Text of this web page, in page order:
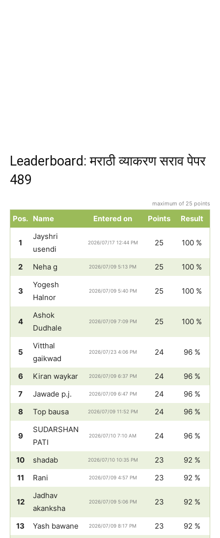
Leaderboard: मराठी व्याकरण सराव पेपर
489
maximum of 25 points
Pos. Name Entered on Points Result
1
Jayshri
usendi
2026/07/17 12:44 PM 25 100 %
2 Neha g 2026/07/09 5:13 PM 25 100 %
3
Yogesh
Halnor
2026/07/09 5:40 PM 25 100 %
4
Ashok
Dudhale
2026/07/09 7:09 PM 25 100 %
5
Vitthal
gaikwad
2026/07/23 4:06 PM 24 96 %
6 Kiran waykar 2026/07/09 6:37 PM 24
96 %
7
Jawade p.j. 2026/07/09 6:47 PM 24
96 %
8
Top bausa 2026/07/09 11:52 PM 24 96 %
9
SUDARSHAN
PATI
2026/07/10 7:10 AM 24 96 %
10 shadab 2026/07/10 10:35 PM 23
92 %
11
Rani 2026/07/09 4:57 PM 23 92 %
12
Jadhav
akanksha
2026/07/09 5:06 PM 23 92 %
13 Yash bawane 2026/07/09 8:17 PM 23 92 %